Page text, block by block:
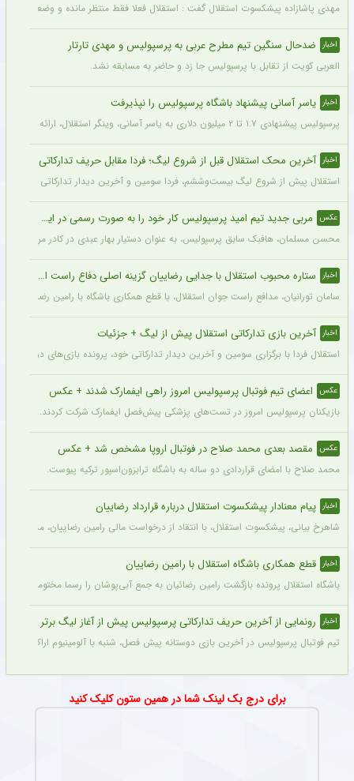
باشگاه فوتبال پرسپولیس پاسخ منفی خود به نماینده رامین رضاییان را اعلام کرد.
عکس ستاره خارجی استقلال هواداران را امیدوار کرد + عکس
این روزها تمرینات تیم استقلال در شرایطی برگزار می‌شود که ۳ بازیکن خارجی این تیم با قدرت در کنار دیگر بازیکنان داخلی استقلال مشغول تمرین کردن هستند.
اخبار کنایه سنگین مهدی پاشازاده به مدیران استقلال جنجال به پا کرد
مهدی پاشازاده پیشکسوت استقلال گفت : استقلال فعلا فقط منتظر مانده و وضعیت
اخبار ضدحال سنگین تیم مطرح عربی به پرسپولیس و مهدی تارتار
العربی کویت از تقابل با پرسپولیس جا زد و حاضر به مسابقه نشد.
اخبار یاسر آسانی پیشنهاد باشگاه پرسپولیس را نپذیرفت
پرسپولیس پیشنهادی ۱.۷ تا ۲ میلیون دلاری به یاسر آسانی، وینگر استقلال، ارائه کرد، اما او نپذیرفت. آسانی تأکید کرد در فوتبال ایران فقط برای استقلال بازی خواهد کرد.
اخبار آخرین محک استقلال قبل از شروع لیگ؛ فردا مقابل حریف تدارکاتی
استقلال پیش از شروع لیگ بیست‌وششم، فردا سومین و آخرین دیدار تدارکاتی خود را
عکس مربی جدید تیم امید پرسپولیس کار خود را به صورت رسمی در این باشگاه آغاز کرد + عکس
محسن مسلمان، هافبک سابق پرسپولیس، به عنوان دستیار بهار عبدی در کادر مربیگری
اخبار ستاره محبوب استقلال با جدایی رضاییان گزینه اصلی دفاع راست این تیم
سامان تورانیان، مدافع راست جوان استقلال، با قطع همکاری باشگاه با رامین رضاییان،
اخبار آخرین بازی تدارکاتی استقلال پیش از لیگ + جزئیات
استقلال فردا با برگزاری سومین و آخرین دیدار تدارکاتی خود، پرونده بازی‌های
عکس اعضای تیم فوتبال پرسپولیس امروز راهی ایفمارک شدند + عکس
بازیکنان پرسپولیس امروز در تست‌های پزشکی پیش‌فصل ایفمارک شرکت کردند. این
عکس مقصد بعدی محمد صلاح در فوتبال اروپا مشخص شد + عکس
محمد صلاح با امضای قراردادی دو ساله به باشگاه ترابزون‌اسپور ترکیه پیوست.
اخبار پیام معنادار پیشکسوت استقلال درباره قرارداد رضاییان
شاهرخ بیانی، پیشکسوت استقلال، با انتقاد از درخواست مالی رامین رضاییان، مدعی
باشگاه استقلال پرونده بازگشت رامین رضائیان به جمع آبی‌پوشان را رسما مختومه اعلام